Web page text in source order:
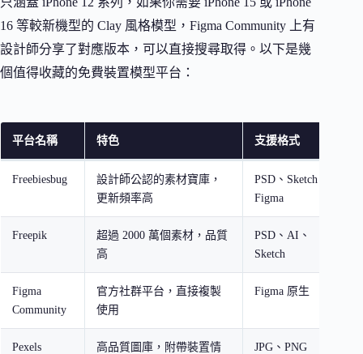
16 等較新機型的 Clay 風格模型，Figma Community 上有
設計師分享了對應版本，可以直接搜尋取得。以下是幾
個值得收藏的免費裝置模型平台：
平台名稱 特色 支援格式
Freebiesbug
設計師公認的素材寶庫，
更新頻率高
PSD、Sketch、
Figma
Freepik
超過 2000 萬個素材，品質
高
PSD、AI、
Sketch
Figma
Community
官方社群平台，直接複製
使用
Figma 原生
Pexels
高品質圖庫，附帶裝置情
JPG、PNG